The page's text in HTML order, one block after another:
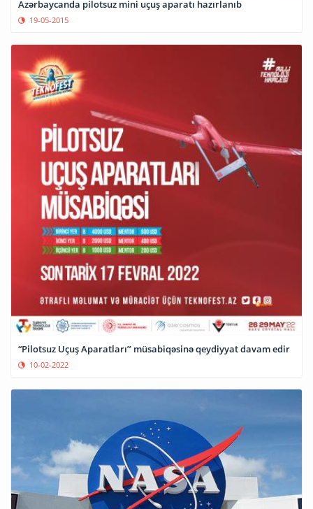
Azərbaycanda pilotsuz mini uçuş aparatı hazırlanıb
19-05-2015
“Pilotsuz Uçuş Aparatları’’ müsabiqəsinə qeydiyyat davam edir
10-02-2022